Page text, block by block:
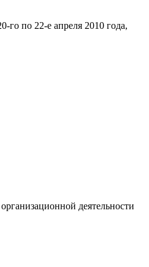
го по 22-е апреля 2010 года,
деятельности